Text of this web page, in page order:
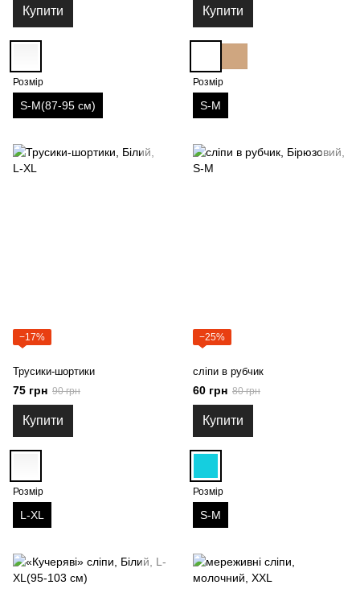
Купити
Розмір
S-M(87-95 см)
Купити
Розмір
S-M
−17%
Трусики-шортики
75 грн 90 грн
Купити
Розмір
L-XL
−25%
сліпи в рубчик
60 грн 80 грн
Купити
Розмір
S-M